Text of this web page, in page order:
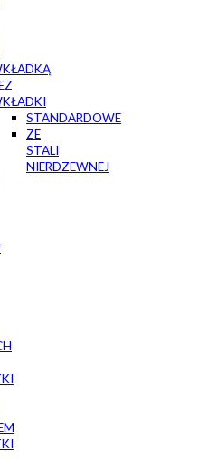
STANDARDOWE
ZE
STALI
NIERDZEWNEJ